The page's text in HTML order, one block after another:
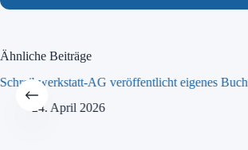
Ähnliche Beiträge
Schreibwerkstatt-AG veröffentlicht eigenes Buch
24. April 2026